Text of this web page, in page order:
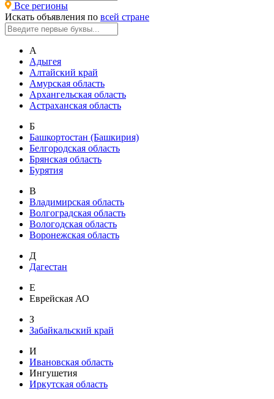
Все регионы
Искать объявления по всей стране
А
Адыгея
Алтайский край
Амурская область
Архангельская область
Астраханская область
Б
Башкортостан (Башкирия)
Белгородская область
Брянская область
Бурятия
В
Владимирская область
Волгоградская область
Вологодская область
Воронежская область
Д
Дагестан
Е
Еврейская АО
З
Забайкальский край
И
Ивановская область
Ингушетия
Иркутская область